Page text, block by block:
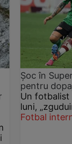
Șoc în
pentru
Un fotbalist
luni,
Fotbal